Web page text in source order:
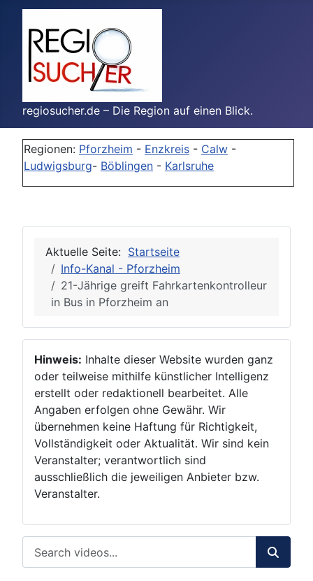
regiosucher.de – Die Region auf einen Blick.
Regionen: Pforzheim - Enzkreis - Calw -
Ludwigsburg- Böblingen - Karlsruhe
Aktuelle Seite: Startseite
Info-Kanal - Pforzheim
21-Jährige greift Fahrkartenkontrolleur
in Bus in Pforzheim an
Hinweis: Inhalte dieser Website wurden ganz
oder teilweise mithilfe künstlicher Intelligenz
erstellt oder redaktionell bearbeitet. Alle
Angaben erfolgen ohne Gewähr. Wir
übernehmen keine Haftung für Richtigkeit,
Vollständigkeit oder Aktualität. Wir sind kein
Veranstalter; verantwortlich sind
ausschließlich die jeweiligen Anbieter bzw.
Veranstalter.